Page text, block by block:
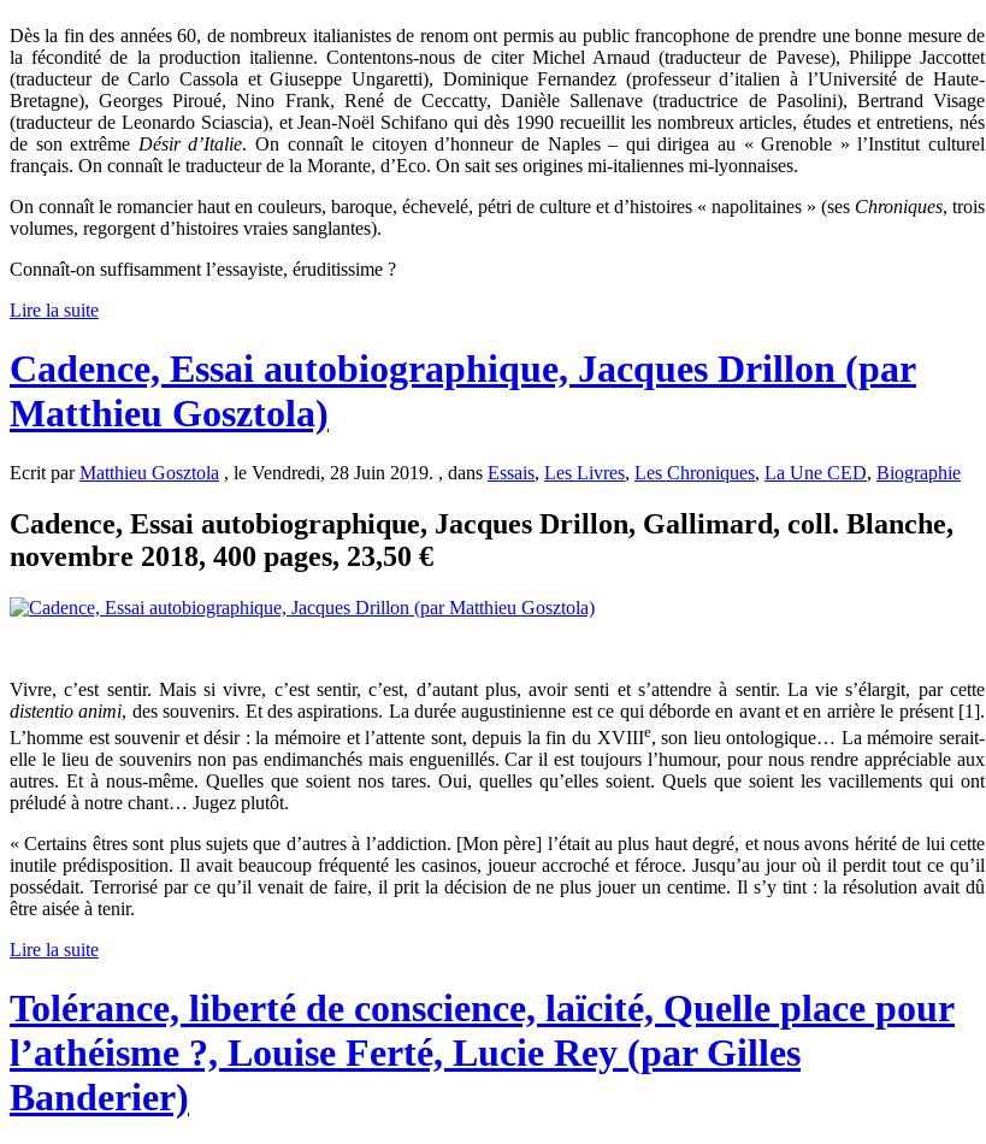
Dès la fin des années 60, de nombreux italianistes de renom ont permis au public francophone de prendre une bonne mesure de
la fécondité de la production italienne. Contentons-nous de citer Michel Arnaud (traducteur de Pavese), Philippe Jaccottet
(traducteur de Carlo Cassola et Giuseppe Ungaretti), Dominique Fernandez (professeur d’italien à l’Université de Haute-
Bretagne), Georges Piroué, Nino Frank, René de Ceccatty, Danièle Sallenave (traductrice de Pasolini), Bertrand Visage
(traducteur de Leonardo Sciascia), et Jean-Noël Schifano qui dès 1990 recueillit les nombreux articles, études et entretiens, nés
de son extrême Désir d’Italie. On connaît le citoyen d’honneur de Naples – qui dirigea au « Grenoble » l’Institut culturel
français. On connaît le traducteur de la Morante, d’Eco. On sait ses origines mi-italiennes mi-lyonnaises.
On connaît le romancier haut en couleurs, baroque, échevelé, pétri de culture et d’histoires « napolitaines » (ses Chroniques, trois
volumes, regorgent d’histoires vraies sanglantes).
Connaît-on suffisamment l’essayiste, éruditissime ?
Lire la suite
Cadence, Essai autobiographique, Jacques Drillon (par
Matthieu Gosztola)
Ecrit parMatthieu Gosztola , le Vendredi, 28 Juin 2019. , dans Essais, Les Livres, Les Chroniques, La Une CED, Biographie
Cadence, Essai autobiographique, Jacques Drillon, Gallimard, coll. Blanche,
novembre 2018, 400 pages, 23,50 €
Vivre, c’est sentir. Mais si vivre, c’est sentir, c’est, d’autant plus, avoir senti et s’attendre à sentir. La vie s’élargit, par cette
distentio animi, des souvenirs. Et des aspirations. La durée augustinienne est ce qui déborde en avant et en arrière le présent [1].
L’homme est souvenir et désir : la mémoire et l’attente sont, depuis la fin du XVIIIe, son lieu ontologique… La mémoire serait-
elle le lieu de souvenirs non pas endimanchés mais enguenillés. Car il est toujours l’humour, pour nous rendre appréciable aux
autres. Et à nous-même. Quelles que soient nos tares. Oui, quelles qu’elles soient. Quels que soient les vacillements qui ont
préludé à notre chant… Jugez plutôt.
« Certains êtres sont plus sujets que d’autres à l’addiction. [Mon père] l’était au plus haut degré, et nous avons hérité de lui cette
inutile prédisposition. Il avait beaucoup fréquenté les casinos, joueur accroché et féroce. Jusqu’au jour où il perdit tout ce qu’il
possédait. Terrorisé par ce qu’il venait de faire, il prit la décision de ne plus jouer un centime. Il s’y tint : la résolution avait dû
être aisée à tenir.
Lire la suite
Tolérance, liberté de conscience, laïcité, Quelle place pour
l’athéisme ?, Louise Ferté, Lucie Rey (par Gilles
Banderier)